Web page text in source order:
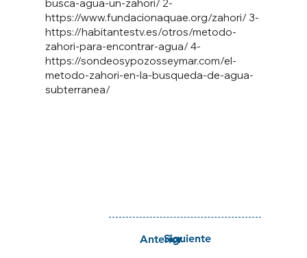
busca-agua-un-zahori/ 2-
https://www.fundacionaquae.org/zahori/3-
https://habitantestv.es/otros/metodo-
zahori-para-encontrar-agua/4-
https://sondeosypozosseymar.com/el-
metodo-zahori-en-la-busqueda-de-agua-
subterranea/
Siguiente
Anterior